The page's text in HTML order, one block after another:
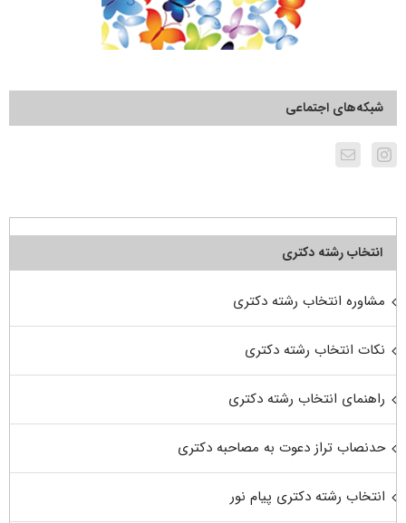
شبکه‌های اجتماعی
انتخاب رشته دکتری
مشاوره انتخاب رشته دکتری
نکات انتخاب رشته دکتری
راهنمای انتخاب رشته دکتری
حدنصاب تراز دعوت به مصاحبه دکتری
انتخاب رشته دکتری پیام نور